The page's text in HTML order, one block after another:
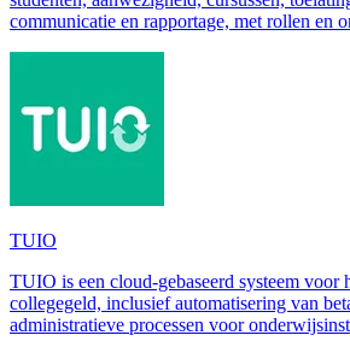
communicatie en rapportage, met rollen en
TUIO
TUIO is een cloud-gebaseerd systeem voor
collegegeld, inclusief automatisering van
administratieve processen voor